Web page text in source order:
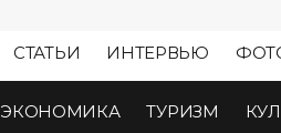
СТАТЬИ ИНТЕРВЬЮ
ЭКОНОМИКА ТУРИЗМ